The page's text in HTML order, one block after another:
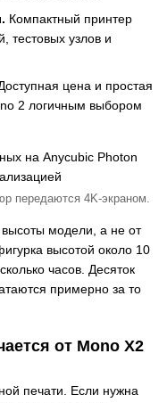
Компактный принтер
тестовых узлов и
цена и простая
2 логичным выбором
передаются 4K-экраном.
модели, а не от
высотой около 10
часов. Десяток
примерно за то
от Mono X2
печати. Если нужна